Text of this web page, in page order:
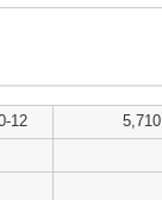
12 5,710